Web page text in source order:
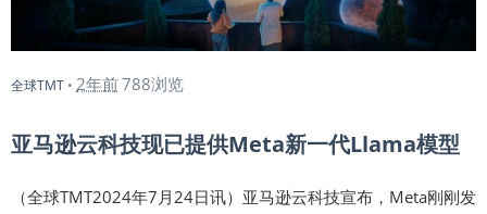
全球TMT • 2年前788浏览
亚马逊云科技现已提供Meta新一代Llama模型
（全球TMT2024年7月24日讯）亚马逊云科技宣布，Meta刚刚发